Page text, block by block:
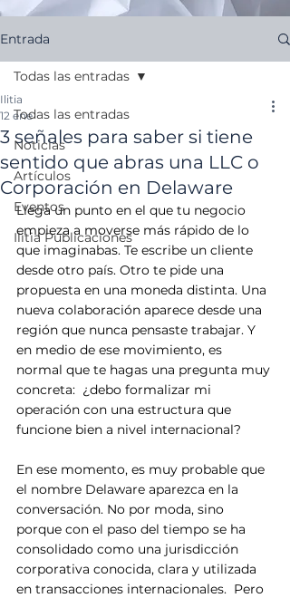
Entrada
Todas las entradas
Noticias
Artículos
Eventos
Ilitia Publicaciones
Todas las entradas
3 señales para saber si tiene
sentido que abras una LLC o
Corporación en Delaware
Ilitia
12 ene
Llega un punto en el que tu negocio
empieza a moverse más rápido de lo
que imaginabas. Te escribe un cliente
desde otro país. Otro te pide una
propuesta en una moneda distinta. Una
nueva colaboración aparece desde una
región que nunca pensaste trabajar. Y
en medio de ese movimiento, es
normal que te hagas una pregunta muy
concreta:  ¿debo formalizar mi
operación con una estructura que
funcione bien a nivel internacional?
En ese momento, es muy probable que
el nombre Delaware aparezca en la
conversación. No por moda, sino
porque con el paso del tiempo se ha
consolidado como una jurisdicción
corporativa conocida, clara y utilizada
en transacciones internacionales.  Pero